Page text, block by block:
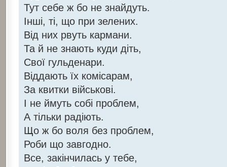
Тут себе ж бо не знайдуть.
Інші, ті, що при зелених.
Від них рвуть кармани.
Та й не знають куди діть,
Свої гульденари.
Віддають їх комісарам,
За квитки військові.
І не ймуть собі проблем,
А тільки радіють.
Що ж бо воля без проблем,
Роби що завгодно.
Все, закінчилась у тебе,